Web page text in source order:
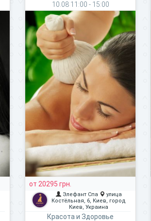
10.08 11:00 - 15:00
от 20295 грн.
Элефант Спа
улица
Костёльная, 6, Киев, город
Киев, Украина
Красота и Здоровье